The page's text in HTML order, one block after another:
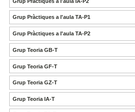
Grup Pràctiques a l'aula TA-P1
Grup Pràctiques a l'aula TA-P2
Grup Teoria GB-T
Grup Teoria GF-T
Grup Teoria GZ-T
Grup Teoria IA-T